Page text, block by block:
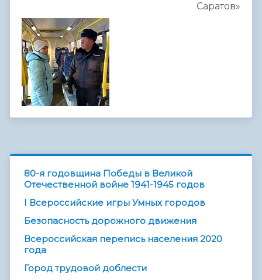
Саратов»
80-я годовщина Победы в Великой
Отечественной войне 1941-1945 годов
I Всероссийские игры Умных городов
Безопасность дорожного движения
Всероссийская перепись населения 2020
года
Город трудовой доблести